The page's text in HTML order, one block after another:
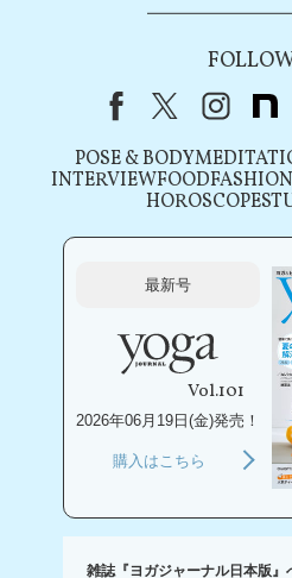
FacebookX（旧
POSE & BODY
INTERVIEWFOOD
HOROSCOPE
最新号
Vol.101
2026年06月19日(金)発売！
購入はこちら
雑誌『ヨガジャーナル日本版』